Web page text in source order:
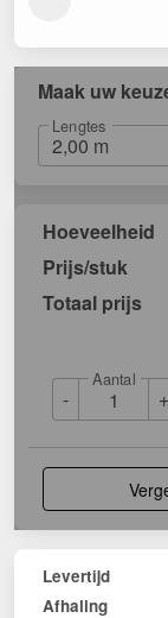
Maak uw
Lengtes
Hoeveelheid
Prijs/stuk
Totaal prijs
-
Aantal
+
Levertijd
Afhaling